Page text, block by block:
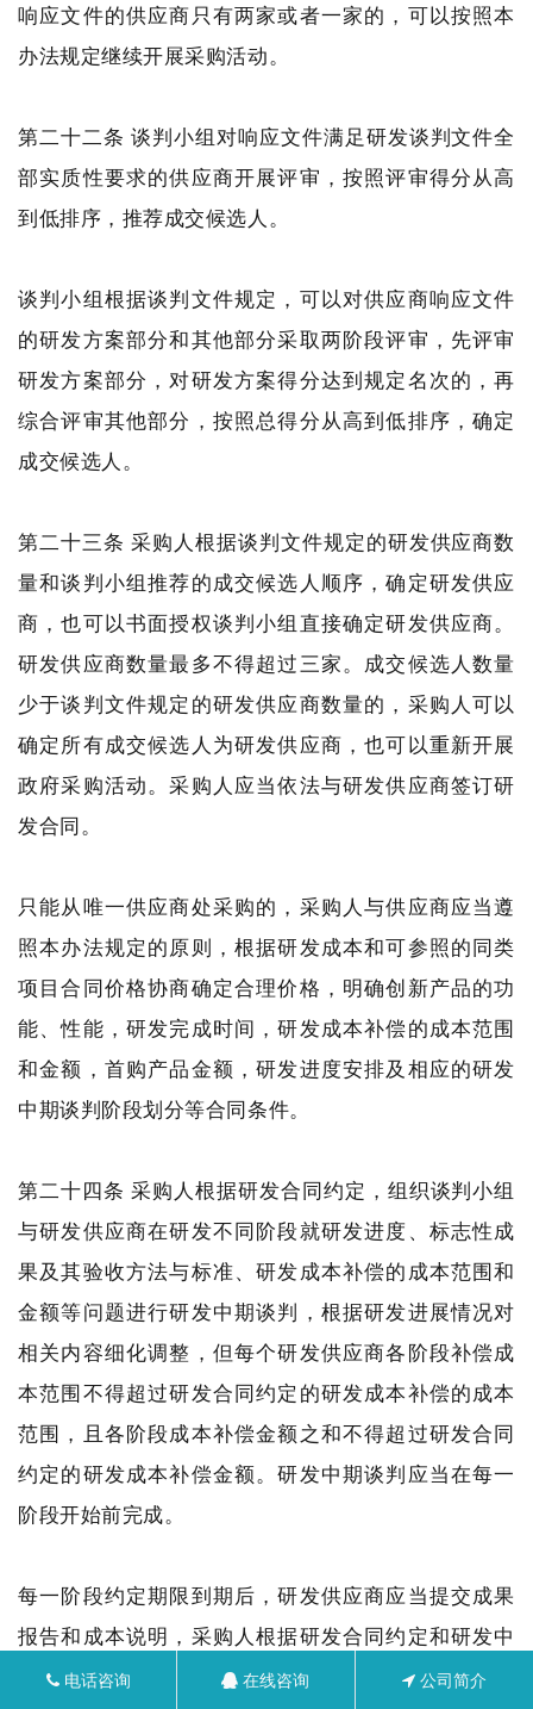
响应文件的供应商只有两家或者一家的，可以按照本
办法规定继续开展采购活动。
第二十二条 谈判小组对响应文件满足研发谈判文件全
部实质性要求的供应商开展评审，按照评审得分从高
到低排序，推荐成交候选人。
谈判小组根据谈判文件规定，可以对供应商响应文件
的研发方案部分和其他部分采取两阶段评审，先评审
研发方案部分，对研发方案得分达到规定名次的，再
综合评审其他部分，按照总得分从高到低排序，确定
成交候选人。
第二十三条 采购人根据谈判文件规定的研发供应商数
量和谈判小组推荐的成交候选人顺序，确定研发供应
商，也可以书面授权谈判小组直接确定研发供应商。
研发供应商数量最多不得超过三家。成交候选人数量
少于谈判文件规定的研发供应商数量的，采购人可以
确定所有成交候选人为研发供应商，也可以重新开展
政府采购活动。采购人应当依法与研发供应商签订研
发合同。
只能从唯一供应商处采购的，采购人与供应商应当遵
照本办法规定的原则，根据研发成本和可参照的同类
项目合同价格协商确定合理价格，明确创新产品的功
能、性能，研发完成时间，研发成本补偿的成本范围
和金额，首购产品金额，研发进度安排及相应的研发
中期谈判阶段划分等合同条件。
第二十四条 采购人根据研发合同约定，组织谈判小组
与研发供应商在研发不同阶段就研发进度、标志性成
果及其验收方法与标准、研发成本补偿的成本范围和
金额等问题进行研发中期谈判，根据研发进展情况对
相关内容细化调整，但每个研发供应商各阶段补偿成
本范围不得超过研发合同约定的研发成本补偿的成本
范围，且各阶段成本补偿金额之和不得超过研发合同
约定的研发成本补偿金额。研发中期谈判应当在每一
阶段开始前完成。
每一阶段约定期限到期后，研发供应商应当提交成果
报告和成本说明，采购人根据研发合同约定和研发中
期谈判结果支付研发成本补偿费用。研发供应商提供
电话咨询 在线咨询 公司简介